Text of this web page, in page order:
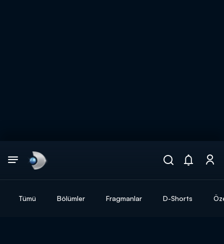
Tümü Bölümler Fragmanlar D-Shorts